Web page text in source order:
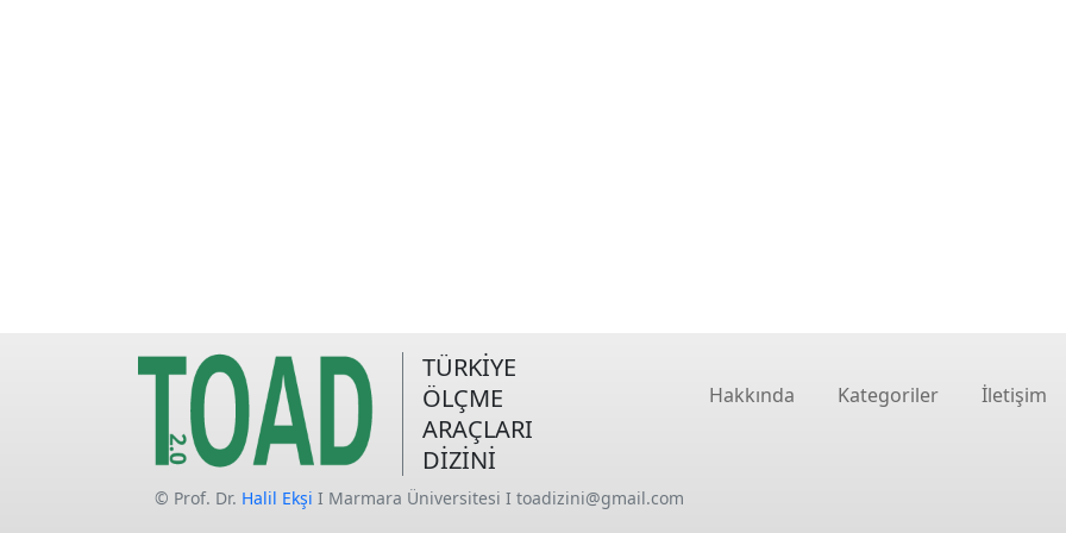
TÜRKİYE
ÖLÇME
ARAÇLARI
DİZİNİ
Hakkında Kategoriler İletişim
© Prof. Dr. Halil Ekşi I Marmara Üniversitesi I toadizini@gmail.com